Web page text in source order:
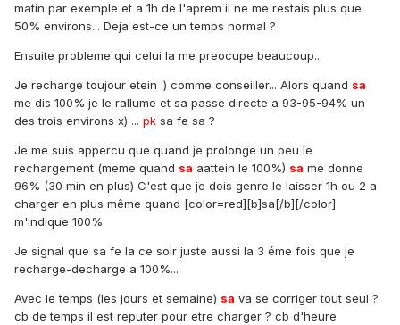
matin par exemple et a 1h de l'aprem il ne me restais plus que
50% environs... Deja est-ce un temps normal ?
Ensuite probleme qui celui la me preocupe beaucoup...
Je recharge toujour etein :) comme conseiller... Alors quand sa
me dis 100% je le rallume et sa passe directe a 93-95-94% un
des trois environs x) ... pk sa fe sa ?
Je me suis appercu que quand je prolonge un peu le
rechargement (meme quand sa aattein le 100%) sa me donne
96% (30 min en plus) C'est que je dois genre le laisser 1h ou 2 a
charger en plus même quand [color=red][b]sa[/b][/color]
m'indique 100%
Je signal que sa fe la ce soir juste aussi la 3 éme fois que je
recharge-decharge a 100%...
Avec le temps (les jours et semaine) sa va se corriger tout seul ?
cb de temps il est reputer pour etre charger ? cb d'heure